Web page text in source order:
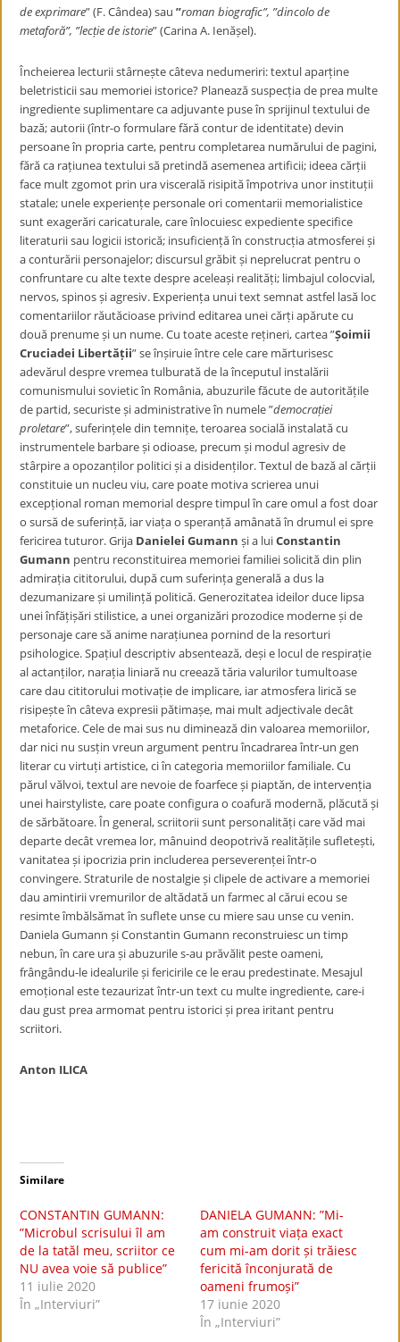
de exprimare”(F. Cândea) sau ”roman biografic”, ”dincolo de
metaforă”, ”lecție de istorie” (Carina A. Ienășel).
Încheierea lecturii stârnește câteva nedumeriri: textul aparține
beletristicii sau memoriei istorice? Planează suspecția de prea multe
ingrediente suplimentare ca adjuvante puse în sprijinul textului de
bază; autorii (într-o formulare fără contur de identitate) devin
persoane în propria carte, pentru completarea numărului de pagini,
fără ca rațiunea textului să pretindă asemenea artificii; ideea cărții
face mult zgomot prin ura viscerală risipită împotriva unor instituții
statale; unele experiențe personale ori comentarii memorialistice
sunt exagerări caricaturale, care înlocuiesc expediente specifice
literaturii sau logicii istorică; insuficiență în construcția atmosferei și
a conturării personajelor; discursul grăbit și neprelucrat pentru o
confruntare cu alte texte despre aceleași realități; limbajul colocvial,
nervos, spinos și agresiv. Experiența unui text semnat astfel lasă loc
comentariilor răutăcioase privind editarea unei cărți apărute cu
două prenume și un nume. Cu toate aceste rețineri, cartea ”Șoimii
Cruciadei Libertății” se înșiruie între cele care mărturisesc
adevărul despre vremea tulburată de la începutul instalării
comunismului sovietic în România, abuzurile făcute de autoritățile
de partid, securiste și administrative în numele ”democrației
proletare”, suferințele din temnițe, teroarea socială instalată cu
instrumentele barbare și odioase, precum și modul agresiv de
stârpire a opozanților politici și a disidenților. Textul de bază al cărții
constituie un nucleu viu, care poate motiva scrierea unui
excepțional roman memorial despre timpul în care omul a fost doar
o sursă de suferință, iar viața o speranță amânată în drumul ei spre
fericirea tuturor. Grija Danielei Gumann și a luiConstantin
Gumann pentru reconstituirea memoriei familiei solicită din plin
admirația cititorului, după cum suferința generală a dus la
dezumanizare și umilință politică. Generozitatea ideilor duce lipsa
unei înfățișări stilistice, a unei organizări prozodice moderne și de
personaje care să anime narațiunea pornind de la resorturi
psihologice. Spațiul descriptiv absentează, deși e locul de respirație
al actanților, narația liniară nu creează tăria valurilor tumultoase
care dau cititorului motivație de implicare, iar atmosfera lirică se
risipește în câteva expresii pătimașe, mai mult adjectivale decât
metaforice. Cele de mai sus nu diminează din valoarea memoriilor,
dar nici nu susțin vreun argument pentru încadrarea într-un gen
literar cu virtuți artistice, ci în categoria memoriilor familiale. Cu
părul vălvoi, textul are nevoie de foarfece și piaptăn, de intervenția
unei hairstyliste, care poate configura o coafură modernă, plăcută și
de sărbătoare. În general, scriitorii sunt personalități care văd mai
departe decât vremea lor, mânuind deopotrivă realitățile sufletești,
vanitatea și ipocrizia prin includerea perseverenței într-o
convingere. Straturile de nostalgie și clipele de activare a memoriei
dau amintirii vremurilor de altădată un farmec al cărui ecou se
resimte îmbălsămat în suflete unse cu miere sau unse cu venin.
Daniela Gumann și Constantin Gumann reconstruiesc un timp
nebun, în care ura și abuzurile s-au prăvălit peste oameni,
frângându-le idealurile și fericirile ce le erau predestinate. Mesajul
emoțional este tezaurizat într-un text cu multe ingrediente, care-i
dau gust prea armomat pentru istorici și prea iritant pentru
scriitori.
Anton ILICA
Similare
CONSTANTIN GUMANN:
”Microbul scrisului îl am
de la tatăl meu, scriitor ce
NU avea voie să publice”
11 iulie 2020
În „Interviuri”
DANIELA GUMANN: ”Mi-
am construit viața exact
cum mi-am dorit și trăiesc
fericită înconjurată de
oameni frumoși”
17 iunie 2020
În „Interviuri”